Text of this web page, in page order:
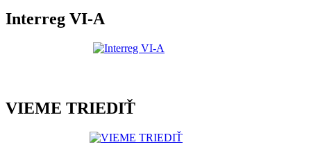
Interreg VI-A
VIEME TRIEDIŤ